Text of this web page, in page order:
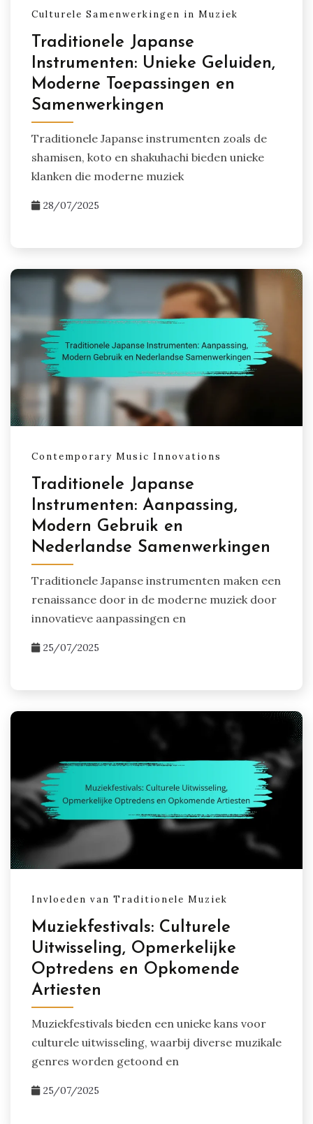
Culturele Samenwerkingen in Muziek
Traditionele Japanse
Instrumenten: Unieke Geluiden,
Moderne Toepassingen en
Samenwerkingen
Traditionele Japanse instrumenten zoals de
shamisen, koto en shakuhachi bieden unieke
klanken die moderne muziek
28/07/2025
Contemporary Music Innovations
Traditionele Japanse
Instrumenten: Aanpassing,
Modern Gebruik en
Nederlandse Samenwerkingen
Traditionele Japanse instrumenten maken een
renaissance door in de moderne muziek door
innovatieve aanpassingen en
25/07/2025
Invloeden van Traditionele Muziek
Muziekfestivals: Culturele
Uitwisseling, Opmerkelijke
Optredens en Opkomende
Artiesten
Muziekfestivals bieden een unieke kans voor
culturele uitwisseling, waarbij diverse muzikale
genres worden getoond en
25/07/2025